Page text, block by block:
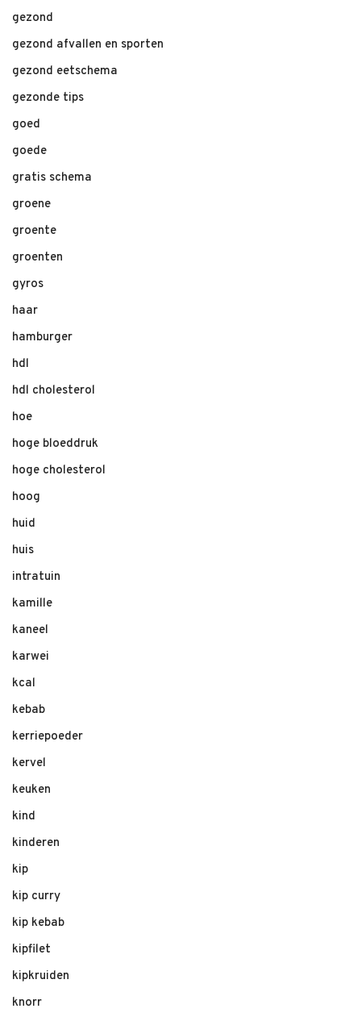
gezond
gezond afvallen en sporten
gezond eetschema
gezonde tips
goed
goede
gratis schema
groene
groente
groenten
gyros
haar
hamburger
hdl
hdl cholesterol
hoe
hoge bloeddruk
hoge cholesterol
hoog
huid
huis
intratuin
kamille
kaneel
karwei
kcal
kebab
kerriepoeder
kervel
keuken
kind
kinderen
kip
kip curry
kip kebab
kipfilet
kipkruiden
knorr